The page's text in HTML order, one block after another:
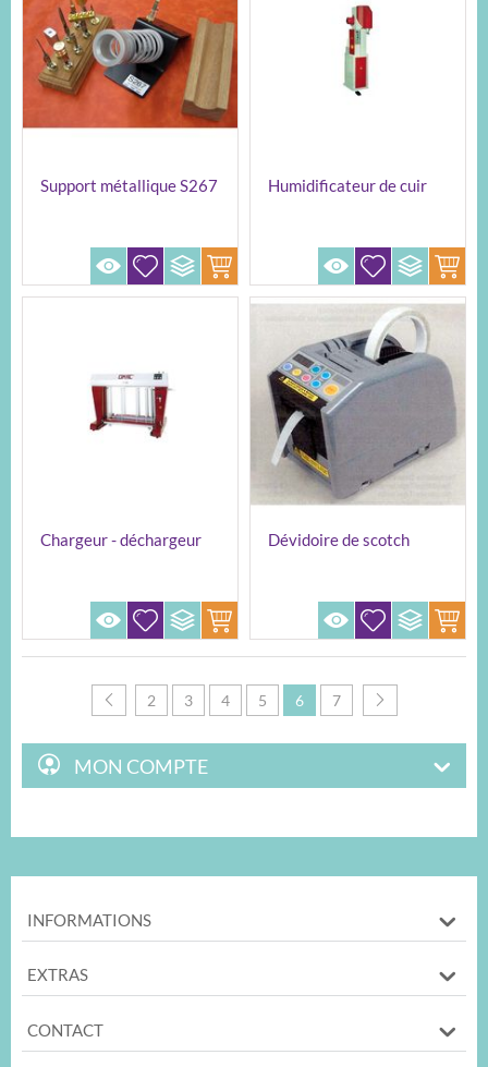
Support métallique S267 Humidificateur de cuir
Chargeur - déchargeur
Dévidoire de scotch
2 3 4 5 6 7
MON COMPTE
INFORMATIONS
EXTRAS
CONTACT